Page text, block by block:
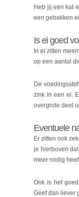
Heb jij een kat
een gebakken
Is ei goed
In ei zitten
op een aantal
De
zink in een ei.
overgrote deel
Eventuele
Er zitten ook
je hierboven
meer nodig
Ook is het
Geef dan liever